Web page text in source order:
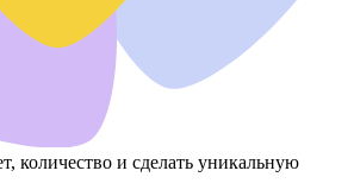
количество и сделать уникальную